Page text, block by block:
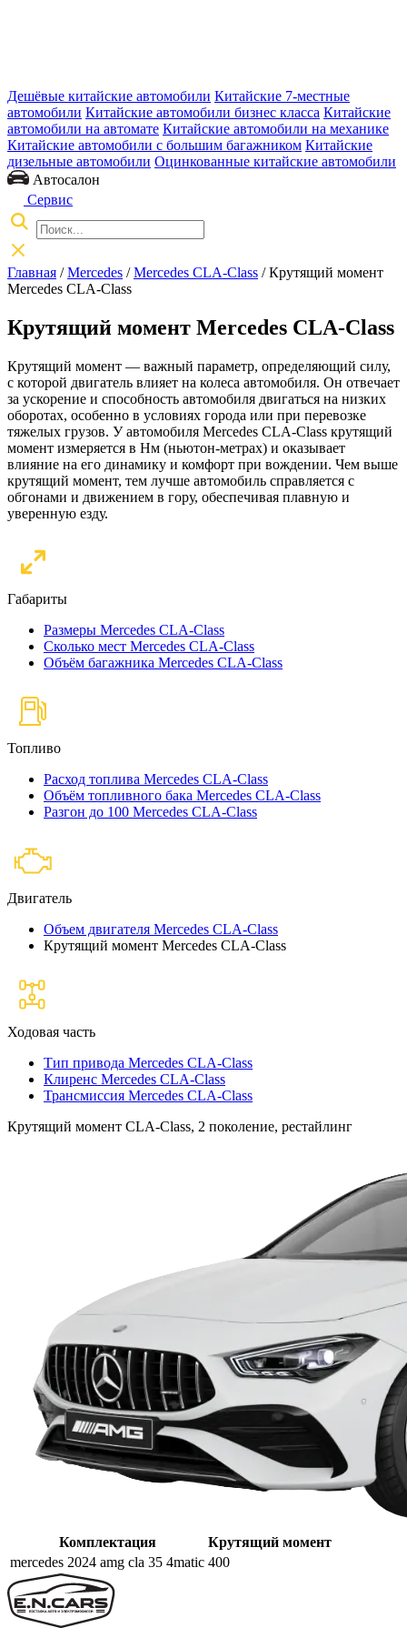
Дешёвые китайские автомобили Китайские 7-местные
автомобили Китайские автомобили бизнес класса Китайские
автомобили на автомате Китайские автомобили на механике
Китайские автомобили с большим багажником Китайские
дизельные автомобили Оцинкованные китайские автомобили
Автосалон
Сервис
Главная /Mercedes /Mercedes CLA-Class / Крутящий момент
Mercedes CLA-Class
Крутящий момент Mercedes CLA-Class
Крутящий момент — важный параметр, определяющий силу,
с которой двигатель влияет на колеса автомобиля. Он отвечает
за ускорение и способность автомобиля двигаться на низких
оборотах, особенно в условиях города или при перевозке
тяжелых грузов. У автомобиля Mercedes CLA-Class крутящий
момент измеряется в Нм (ньютон-метрах) и оказывает
влияние на его динамику и комфорт при вождении. Чем выше
крутящий момент, тем лучше автомобиль справляется с
обгонами и движением в гору, обеспечивая плавную и
уверенную езду.
Габариты
Размеры Mercedes CLA-Class
Сколько мест Mercedes CLA-Class
Объём багажника Mercedes CLA-Class
Топливо
Расход топлива Mercedes CLA-Class
Объём топливного бака Mercedes CLA-Class
Разгон до 100 Mercedes CLA-Class
Двигатель
Объем двигателя Mercedes CLA-Class
Крутящий момент Mercedes CLA-Class
Ходовая часть
Тип привода Mercedes CLA-Class
Клиренс Mercedes CLA-Class
Трансмиссия Mercedes CLA-Class
Крутящий момент CLA-Class, 2 поколение, рестайлинг
Комплектация
Крутящий момент
mercedes 2024 amg cla 35 4matic 400